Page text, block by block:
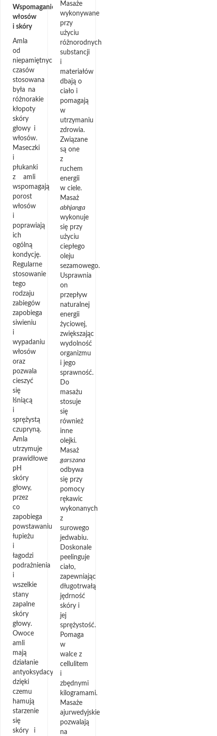
Wspomaganie
włosów
i skóry
Amla
od
niepamiętnych
czasów
stosowana
była na
różnorakie
kłopoty
skóry
głowy i
włosów.
Maseczki
i
płukanki
z amli
wspomagają
porost
włosów
i
poprawiają
ich
ogólną
kondycję.
Regularne
stosowanie
tego
rodzaju
zabiegów
zapobiega
siwieniu
i
wypadaniu
włosów
oraz
pozwala
cieszyć
się
lśniącą
i
sprężystą
czupryną.
Amla
utrzymuje
prawidłowe
pH
skóry
głowy,
przez
co
zapobiega
powstawaniu
łupieżu
i
łagodzi
podrażnienia
i
wszelkie
stany
zapalne
skóry
głowy.
Owoce
amli
mają
działanie
antyoksydacyjne,
dzięki
czemu
hamują
starzenie
się
skóry i
Masaże
wykonywane
przy
użyciu
różnorodnych
substancji
i
materiałów
dbają o
ciało i
pomagają
w
utrzymaniu
zdrowia.
Związane
są one
z
ruchem
energii
w ciele.
Masaż
abhjanga
wykonuje
się przy
użyciu
ciepłego
oleju
sezamowego.
Usprawnia
on
przepływ
naturalnej
energii
życiowej,
zwiększając
wydolność
organizmu
i jego
sprawność.
Do
masażu
stosuje
się
również
inne
olejki.
Masaż
garszana
odbywa
się przy
pomocy
rękawic
wykonanych
z
surowego
jedwabiu.
Doskonale
peelinguje
ciało,
zapewniając
długotrwałą
jędrność
skóry i
jej
sprężystość.
Pomaga
w
walce z
cellulitem
i
zbędnymi
kilogramami.
Masaże
ajurwedyjskie
pozwalają
na